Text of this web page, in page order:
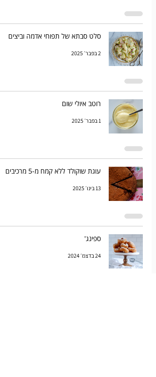
סלט סבתא של תפוחי אדמה וביצים
2 בפבר׳ 2025
רוטב איולי שום
1 בפבר׳ 2025
עוגת שוקולד ללא קמח מ-5 מרכיבים
13 בינו׳ 2025
ספינג'
24 בדצמ׳ 2024